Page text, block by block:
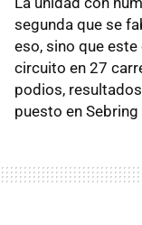
segunda que se
eso, sino que
circuito en 27
podios,
puesto en